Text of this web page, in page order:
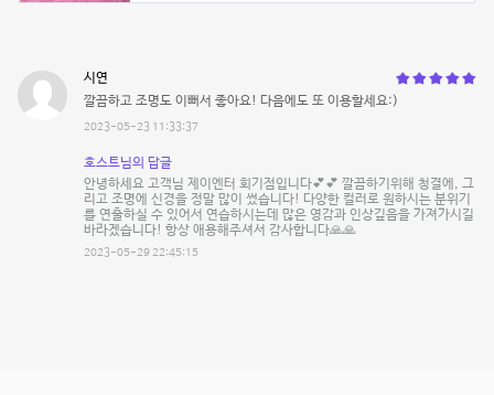
시연
깔끔하고 조명도 이뻐서 좋아요! 다음에도 또 이용할세요:)
2023-05-23 11:33:37
호스트님의 답글
안녕하세요 고객님 제이엔터 회기점입니다💕💕 깔끔하기위해 청결에, 그
리고 조명에 신경을 정말 많이 썼습니다! 다양한 컬러로 원하시는 분위기
를 연출하실 수 있어서 연습하시는데 많은 영감과 인상깊음을 가져가시길
바라겠습니다! 항상 애용해주셔서 감사합니다🙏🙏
2023-05-29 22:45:15